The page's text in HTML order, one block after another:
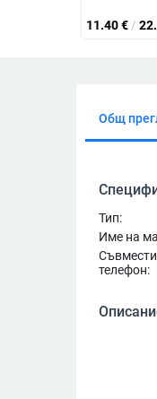
11.40€ /
Общ
Тип:
Име на
телефон: